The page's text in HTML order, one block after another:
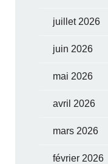
juillet 2026
juin 2026
mai 2026
avril 2026
mars 2026
février 2026